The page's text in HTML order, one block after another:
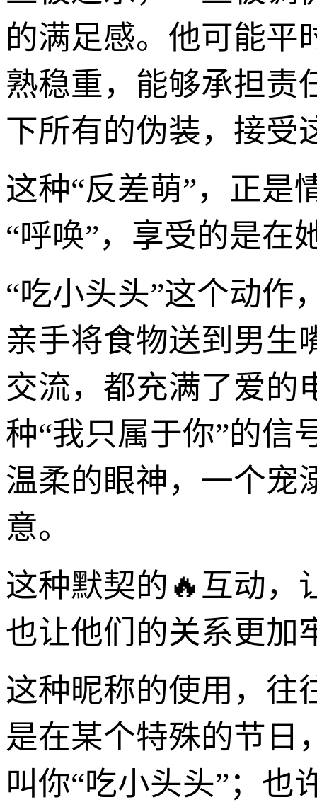
的满足感。他可能平
熟稳重，能够承担责
下所有的伪装，接受
这种“反差萌”，正是
“呼唤”，享受的是在
“吃小头头”这个动作
亲手将食物送到男生
交流，都充满了爱的
种“我只属于你”的信
温柔的眼神，一个宠
意。
这种默契的🔥互动，
也让他们的关系更加
这种昵称的使用，往
是在某个特殊的节日
叫你“吃小头头”；也